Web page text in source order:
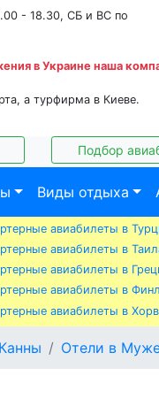
- 18.30, СБ и ВС по
в Украине наша
а турфирма в Киеве.
Подбор
Виды отдыха
авиабилеты в
авиабилеты в
авиабилеты в
авиабилеты в
авиабилеты в
Отели в